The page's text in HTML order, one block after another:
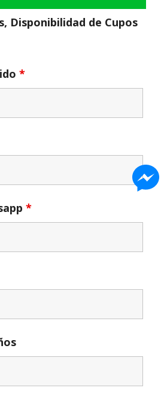
Disponibilidad de Cupos
*
*